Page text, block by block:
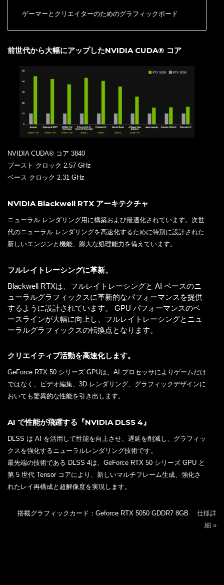
ゲーマーとクリエイターのためのグラフィックボード
前世代から大幅にアップしたNVIDIA CUDA® コア
NVIDIA CUDA® コア 3840
ブースト クロック 2.57 GHz
ベース クロック 2.31 GHz
NVIDIA Blackwell RTX アーキテクチャ
ニューラル レンダリング用に構築および最適化されています。次世
代のニューラル レンダリングを高速化するために特別に設計された
新しいエンジンと機能、膨大な処理能力を備えています。
フルレイトレーシングに革新。
Blackwell RTXは、フルレイトレーシングと AI ベースのニ
ューラルグラフィックスに革新的なパフォーマンスを提供
するように設計されています。 GPU パフォーマンスのベ
ースラインが大幅に向上し、フルレイトレーシングとニュ
ーラルグラフィックスの転換点となります。
クリエイティブ活動を高速化します。
GeForce RTX 50 シリーズ GPUは、AI プロセッサによりゲームだけ
ではなく、ビデオ編集、3D レンダリング、グラフィックデザインに
おいても驚異的な性能を引き出します。
AI で性能が飛躍する『NVIDIA DLSS 4』
DLSS は AI を活用して性能を向上させ、遅延を削減し、グラフィッ
クスを強化するニューラルレンダリング技術です。
最先端の技術である DLSS 4は、GeForce RTX 50 シリーズ GPU と
第 5 世代 Tensor コアにより、新しいマルチフレーム生成、強化さ
れたレイ再構成と超解像度を実現します。
搭載グラフィックカード：Geforce RTX 5050 GDDR7 8GB 仕様詳
細 »